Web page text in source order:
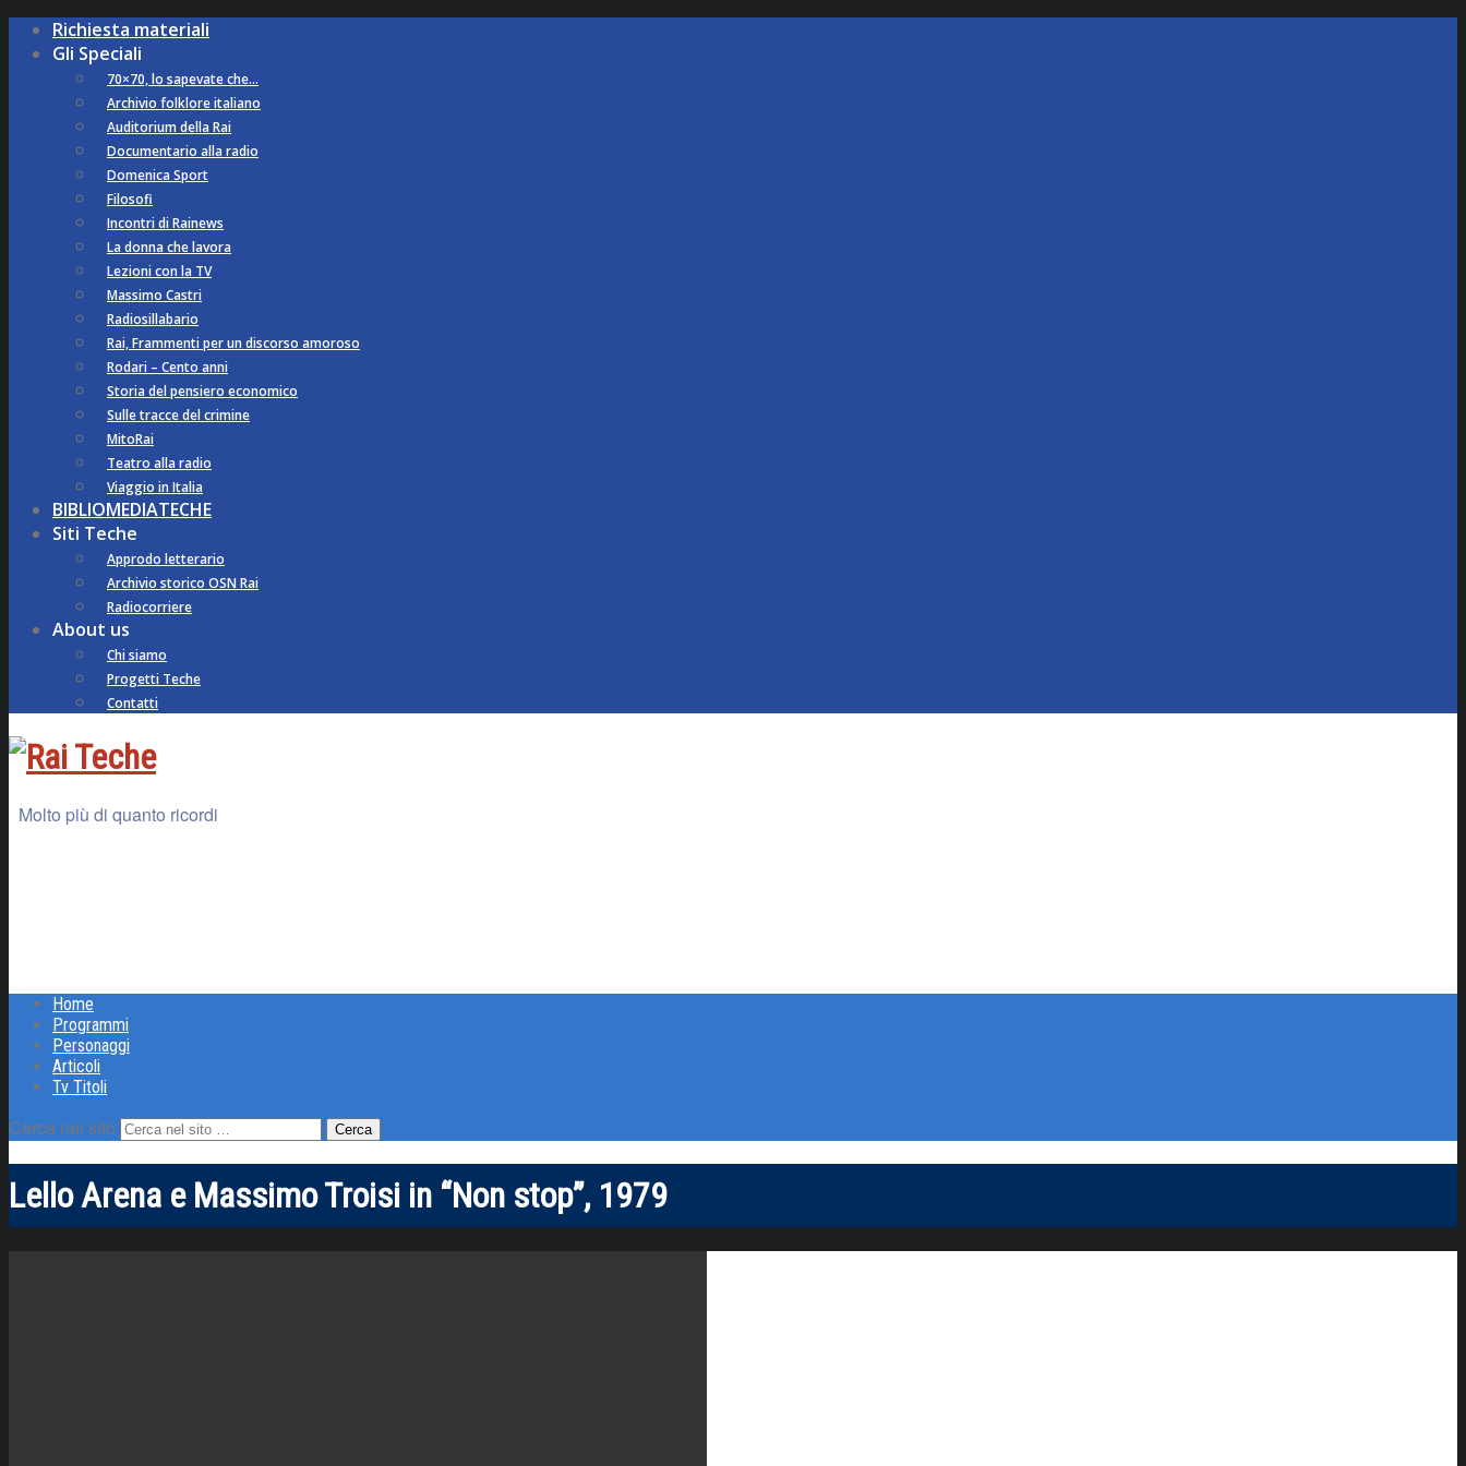
Richiesta materiali
Gli Speciali
70×70, lo sapevate che…
Archivio folklore italiano
Auditorium della Rai
Documentario alla radio
Domenica Sport
Filosofi
Incontri di Rainews
La donna che lavora
Lezioni con la TV
Massimo Castri
Radiosillabario
Rai, Frammenti per un discorso amoroso
Rodari – Cento anni
Storia del pensiero economico
Sulle tracce del crimine
MitoRai
Teatro alla radio
Viaggio in Italia
BIBLIOMEDIATECHE
Siti Teche
Approdo letterario
Archivio storico OSN Rai
Radiocorriere
About us
Chi siamo
Progetti Teche
Contatti
Molto più di quanto ricordi
Home
Programmi
Personaggi
Articoli
Tv Titoli
Cerca nel sito
Lello Arena e Massimo Troisi in “Non stop”, 1979